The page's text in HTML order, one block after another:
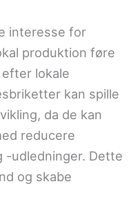
interesse for
produktion føre
lokale
kan spille
da de kan
reducere
udledninger. Dette
og skabe